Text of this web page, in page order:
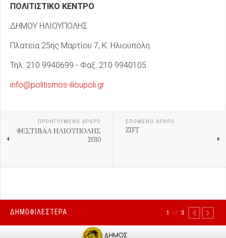
ΠΟΛΙΤΙΣΤΙΚΟ ΚΕΝΤΡΟ
ΔΗΜΟΥ ΗΛΙΟΥΠΟΛΗΣ
Πλατεία 25ης Μαρτίου 7, Κ. Ηλιούπολη
Τηλ: 210 9940699 - Φαξ: 210 9940105
info@politismos-ilioupoli.gr
ΠΡΟΗΓΟΎΜΕΝΟ ΑΡΘΡΟ
ΦΕΣΤΙΒΑΛ ΗΛΙΟΥΠΟΛΗΣ
2010
ΕΠΟΜΕΝΟ ΑΡΘΡΟ
ZIFT
ΔΗΜΟΦΙΛΕΣΤΕΡΑ 1 of 3 PREVIOUS
NEXT